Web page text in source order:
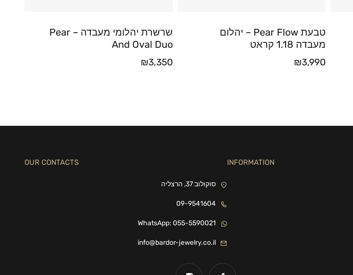
טבעת Pear Flow – יהלום
מעבדה 1.18 קראט
₪3,990
שרשרת יהלומי מעבדה – Pear
And Oval Duo
₪3,350
INFORMATION
OUR CONTACTS
סוקולוב 37, הרצליה
09-9541604
WhatsApp: 055-5590021
info@bardor-jewelry.co.il